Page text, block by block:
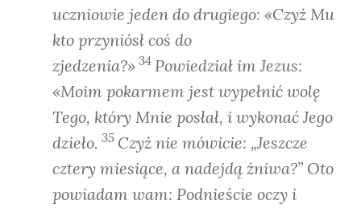
uczniowie jeden do drugiego: «Czyż Mu
kto przyniósł coś do
zjedzenia?» 34 Powiedział im Jezus:
«Moim pokarmem jest wypełnić wolę
Tego, który Mnie posłał, i wykonać Jego
dzieło. 35 Czyż nie mówicie: „Jeszcze
cztery miesiące, a nadejdą żniwa?” Oto
powiadam wam: Podnieście oczy i